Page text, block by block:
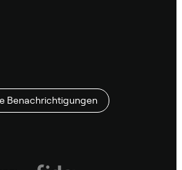
Benachrichtigungen